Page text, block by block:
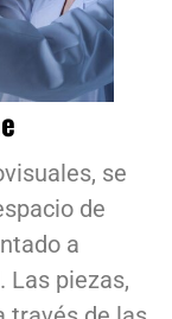
se
de
a
Las piezas,